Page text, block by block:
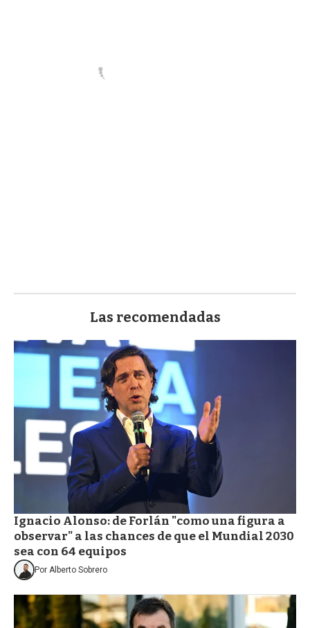
Las recomendadas
Ignacio Alonso: de Forlán "como una figura a
observar" a las chances de que el Mundial 2030
sea con 64 equipos
Por Alberto Sobrero